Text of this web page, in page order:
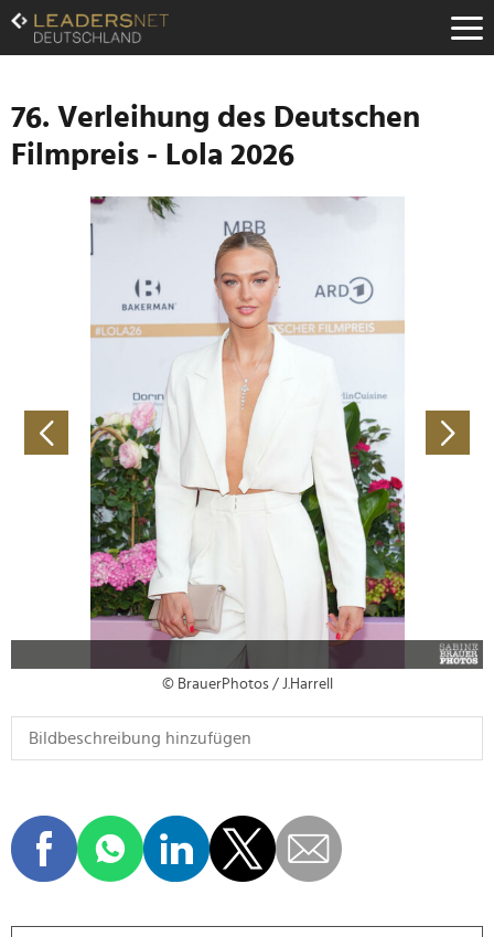
Zum
Inhalt
Zur
Navigation
Zur
Hauptnavigation
76. Verleihung des Deutschen
Filmpreis - Lola 2026
© BrauerPhotos / J.Harrell